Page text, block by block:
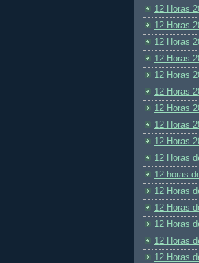
12 Horas
12 Horas
12 Horas
12 Horas
12 Horas
12 Horas
12 Horas
12 Horas
12 Horas
12 Horas
12 horas
12 Horas
12 Horas
12 Horas
12 Horas
12 Horas